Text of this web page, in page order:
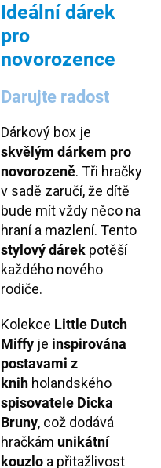
Ideální dárek
pro
novorozence
Darujte radost
Dárkový box je
skvělým dárkem pro
novorozeně. Tři hračky
v sadě zaručí, že dítě
bude mít vždy něco na
hraní a mazlení. Tento
stylový dárek potěší
každého nového
rodiče.
Kolekce Little Dutch
Miffy je inspirována
postavami z
knih holandského
spisovatele Dicka
Bruny, což dodává
hračkám unikátní
kouzlo a přitažlivost